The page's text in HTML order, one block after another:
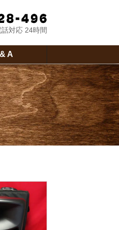
話対応 24時間
A